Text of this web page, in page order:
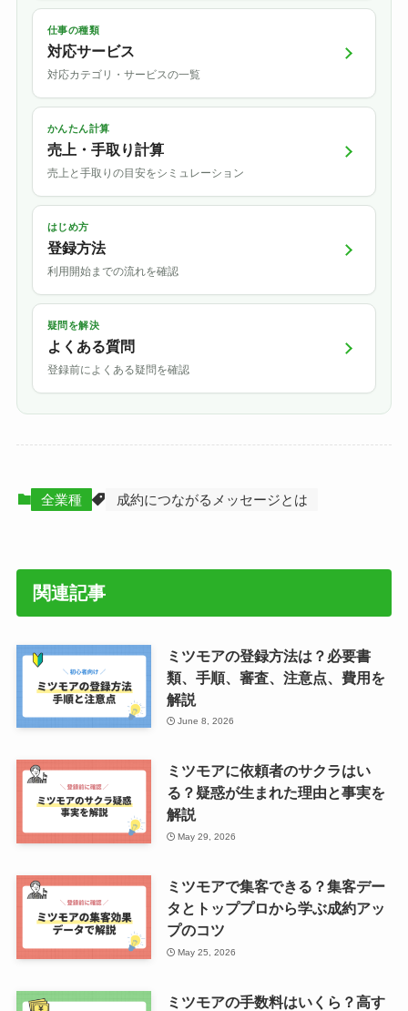
仕事の種類
対応サービス
対応カテゴリ・サービスの一覧
かんたん計算
売上・手取り計算
売上と手取りの目安をシミュレーション
はじめ方
登録方法
利用開始までの流れを確認
疑問を解決
よくある質問
登録前によくある疑問を確認
全業種 成約につながるメッセージとは
関連記事
ミツモアの登録方法は？必要書
類、手順、審査、注意点、費用を
解説
June 8, 2026
ミツモアに依頼者のサクラはい
る？疑惑が生まれた理由と事実を
解説
May 29, 2026
ミツモアで集客できる？集客デー
タとトッププロから学ぶ成約アッ
プのコツ
May 25, 2026
ミツモアの手数料はいくら？高す